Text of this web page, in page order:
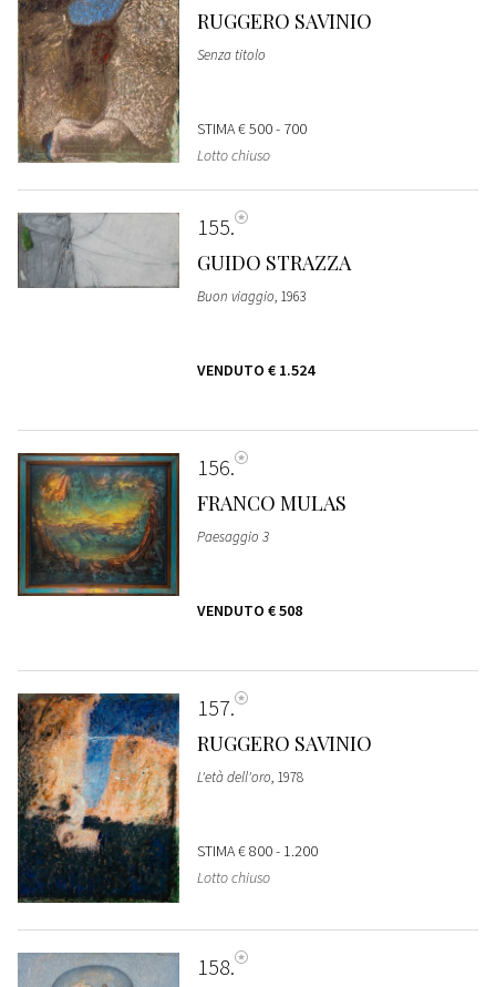
RUGGERO SAVINIO
Senza titolo
STIMA€ 500 - 700
Lotto chiuso
155
GUIDO STRAZZA
Buon viaggio, 1963
VENDUTO € 1.524
156
FRANCO MULAS
Paesaggio 3
VENDUTO € 508
157
RUGGERO SAVINIO
L'età dell'oro, 1978
STIMA€ 800 - 1.200
Lotto chiuso
158